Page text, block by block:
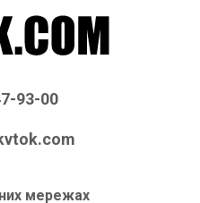
93-00
мережах